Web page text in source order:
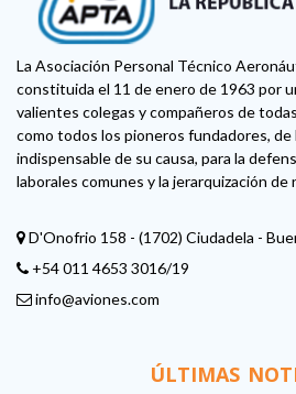
La Asociación Personal Técnico
constituida el 11 de enero de 1963 por
valientes colegas y compañeros de
como todos los pioneros fundadores, de
indispensable de su causa, para la
laborales comunes y la jerarquización
D'Onofrio 158 - (1702) Ciudadela -
+54 011 4653 3016/19
info@aviones.com
ÚLTIMAS